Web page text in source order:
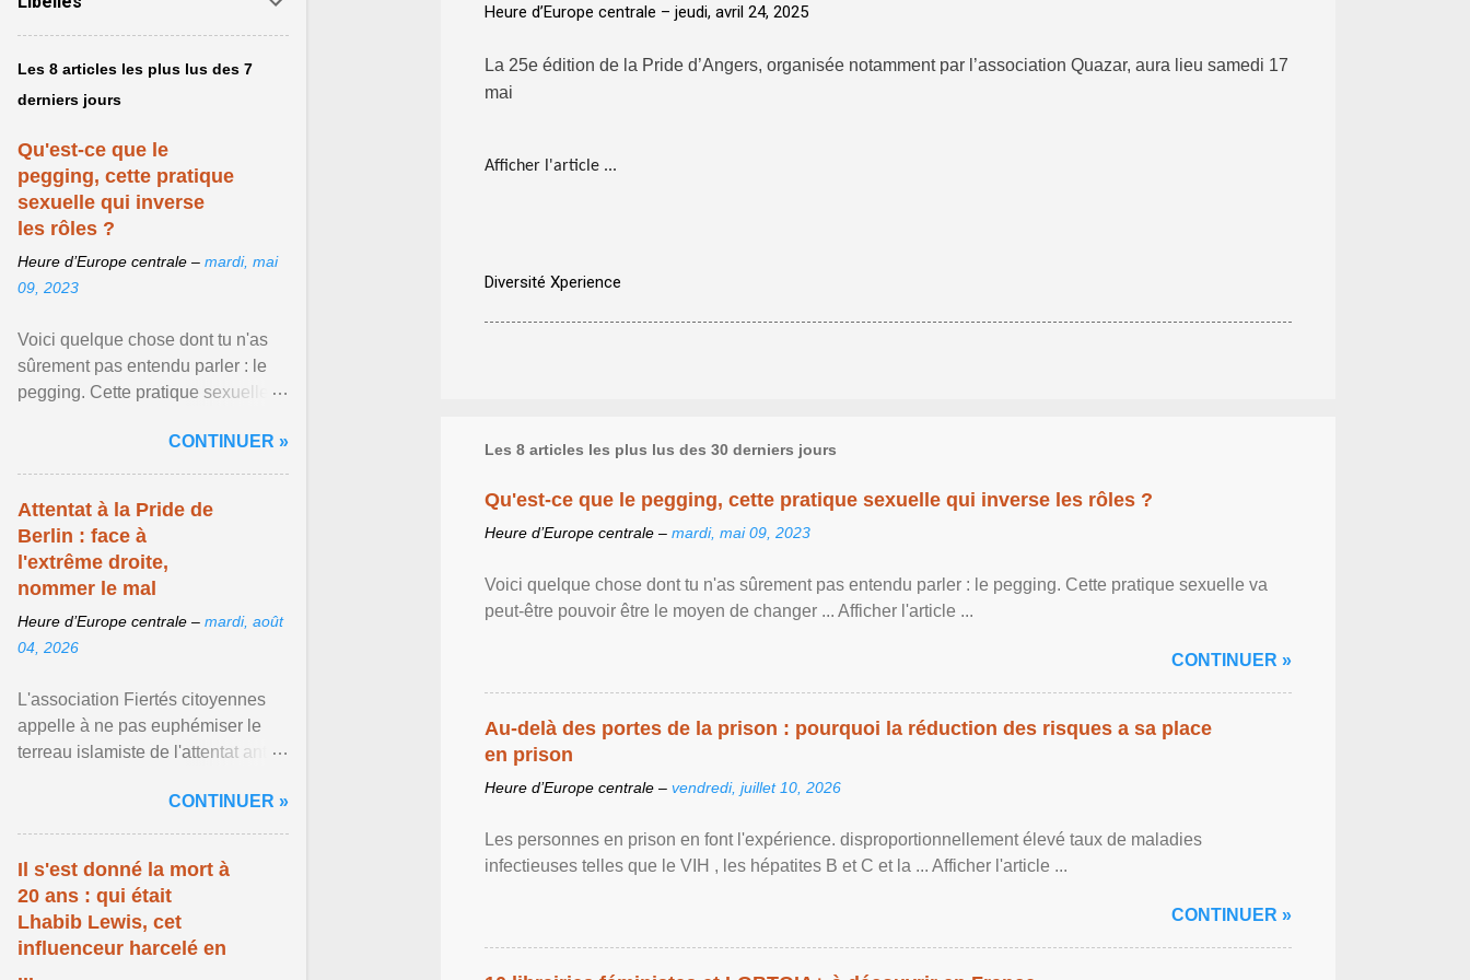
Heure d’Europe centrale – jeudi, avril 24, 2025
La 25e édition de la Pride d’Angers, organisée notamment par l’association Quazar, aura lieu samedi 17
mai
Afficher l'article ...
Diversité Xperience
Les 8 articles les plus lus des 30 derniers jours
Qu'est-ce que le pegging, cette pratique sexuelle qui inverse les rôles ?
Heure d’Europe centrale – mardi, mai 09, 2023
Voici quelque chose dont tu n'as sûrement pas entendu parler : le pegging. Cette pratique sexuelle va
peut-être pouvoir être le moyen de changer ... Afficher l'article ...
CONTINUER »
Au-delà des portes de la prison : pourquoi la réduction des risques a sa place
en prison
Heure d’Europe centrale – vendredi, juillet 10, 2026
Les personnes en prison en font l'expérience. disproportionnellement élevé taux de maladies
infectieuses telles que le VIH , les hépatites B et C et la ... Afficher l'article ...
CONTINUER »
Les 8 articles les plus lus des 7
derniers jours
Qu'est-ce que le
pegging, cette pratique
sexuelle qui inverse
les rôles ?
Heure d’Europe centrale – mardi, mai
09, 2023
Voici quelque chose dont tu n'as
sûrement pas entendu parler : le
pegging. Cette pratique sexuelle
de changer ... Afficher l'article ...
CONTINUER »
Attentat à la Pride de
Berlin : face à
l'extrême droite,
nommer le mal
Heure d’Europe centrale – mardi, août
04, 2026
L'association Fiertés citoyennes
appelle à ne pas euphémiser le
terreau islamiste de l'attentat anti-
de Berlin ... Afficher l'article ...
CONTINUER »
Il s'est donné la mort à
20 ans : qui était
Lhabib Lewis, cet
influenceur harcelé en
...